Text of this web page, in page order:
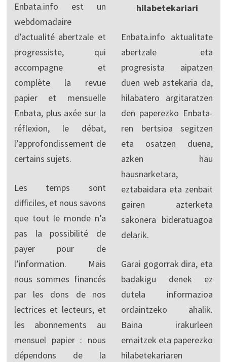
Enbata.info est un
webdomadaire
d’actualité abertzale et
progressiste, qui
accompagne et
complète la revue
papier et mensuelle
Enbata, plus axée sur la
réflexion, le débat,
l’approfondissement de
certains sujets.
Les temps sont
difficiles, et nous savons
que tout le monde n’a
pas la possibilité de
payer pour de
l’information. Mais
nous sommes financés
par les dons de nos
lectrices et lecteurs, et
les abonnements au
mensuel papier : nous
dépendons de la
hilabetekariari
Enbata.info aktualitate
abertzale eta
progresista aipatzen
duen web astekaria da,
hilabatero argitaratzen
den paperezko Enbata-
ren bertsioa segitzen
eta osatzen duena,
azken hau
hausnarketara,
eztabaidara eta zenbait
gairen azterketa
sakonera bideratuagoa
delarik.
Garai gogorrak dira, eta
badakigu denek ez
dutela informazioa
ordaintzeko ahalik.
Baina irakurleen
emaitzek eta paperezko
hilabetekariaren